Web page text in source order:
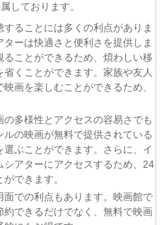
〜 第6話
。 第7話
彼の顔 第4話
ーム知識で無双する 第6話
け 第6話
した 第5話
の嘘〜 第6話
目の転生、Sランクチート魔術
しております。
ることには多くの利点がありま
ーは快適さと便利さを提供しま
ことができるため、煩わしい移
くことができます。家族や友人
画を楽しむことができるため、
多様性とアクセスの容易さでも
の映画が無料で提供されている
ぶことができます。さらに、イ
アターにアクセスするため、24
できます。
面での利点もあります。映画館で
できるだけでなく、無料で映画